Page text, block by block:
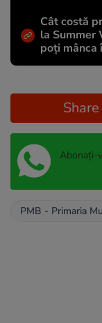
Cât costă
la Summer
poți mânca
Share
Abonați-
PMB - Primaria